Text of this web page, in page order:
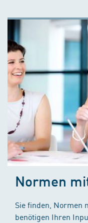
Normen
Sie finden, Normen
benötigen Ihren